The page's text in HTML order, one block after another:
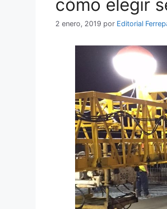
cómo elegir
2 enero, 2019 por Editorial